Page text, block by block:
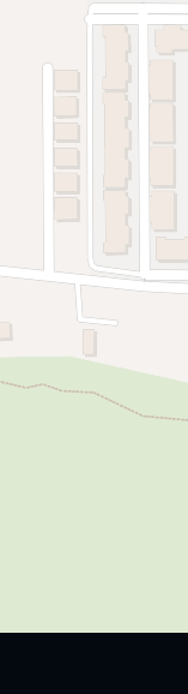
germană de
home controlat
dressing
extind spațiul de